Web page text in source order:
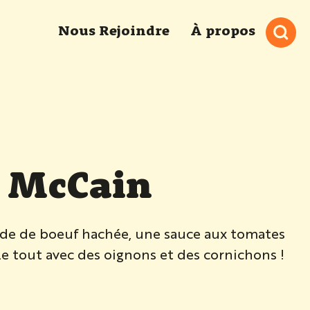
Nous Rejoindre À propos
de boeuf hachée, une sauce aux tomates
tout avec des oignons et des cornichons !